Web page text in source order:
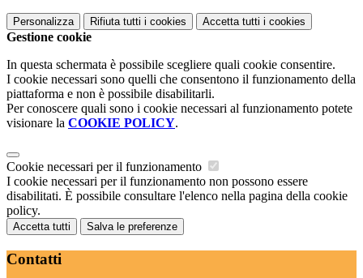
Personalizza Rifiuta tutti i cookies Accetta tutti i cookies
Gestione cookie
In questa schermata è possibile scegliere quali cookie consentire.
I cookie necessari sono quelli che consentono il funzionamento della
piattaforma e non è possibile disabilitarli.
Per conoscere quali sono i cookie necessari al funzionamento potete
visionare la COOKIE POLICY.
Cookie necessari per il funzionamento
I cookie necessari per il funzionamento non possono essere
disabilitati. È possibile consultare l'elenco nella pagina della cookie
policy.
Accetta tutti Salva le preferenze
Contatti